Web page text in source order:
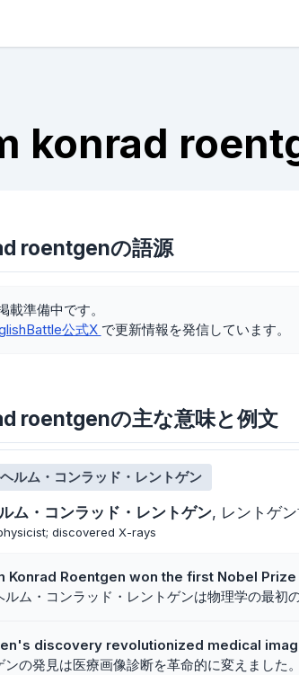
konrad
roentgenの語源
載準備中です。
公式X で更新情報を発信しています。
roentgenの主な意味と例文
ルム・コンラッド・レントゲン
ム・コンラッド・レントゲン レントゲ
discovered X-rays
Konrad Roentgen won the first Nobel
ルム・コンラッド・レントゲンは物理学の最初
discovery revolutionized medical
ンの発見は医療画像診断を革命的に変えました。